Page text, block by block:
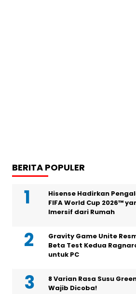
BERITA POPULER
Hisense Hadirkan
FIFA World Cup 2026™
Imersif dari Rumah
Gravity Game Unite
Beta Test Kedua
untuk PC
8 Varian Rasa Susu
Wajib Dicoba!